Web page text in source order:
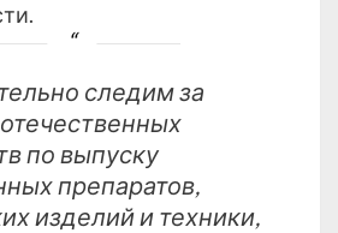
следим за
по выпуску
препаратов,
изделий и техники,